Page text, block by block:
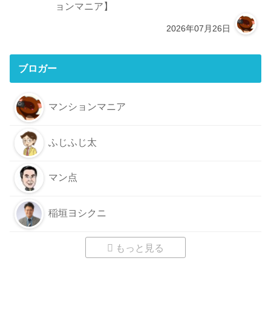
ョンマニア】
2026年07月26日
ブロガー
マンションマニア
ふじふじ太
マン点
稲垣ヨシクニ
もっと見る